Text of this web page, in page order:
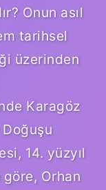
Onun asıl
tarihsel
üzerinden
Karagöz
14. yüzyıl
göre, Orhan